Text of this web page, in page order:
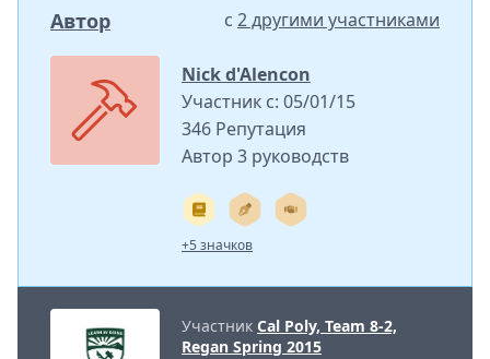
Автор с 2 другими участниками
Nick d'Alencon
Участник с: 05/01/15
346 Репутация
Автор 3 руководств
+5 значков
Участник Cal Poly, Team 8-2,
Regan Spring 2015